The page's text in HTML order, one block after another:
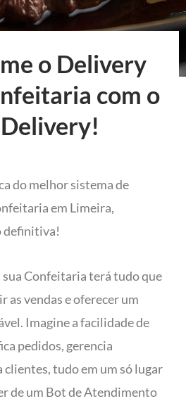
o Delivery
com o
do melhor sistema de
em Limeira,
definitiva!
sua Confeitaria terá tudo que
as vendas e oferecer um
Imagine a facilidade de
pedidos, gerencia
clientes, tudo em um só lugar
de um Bot de Atendimento